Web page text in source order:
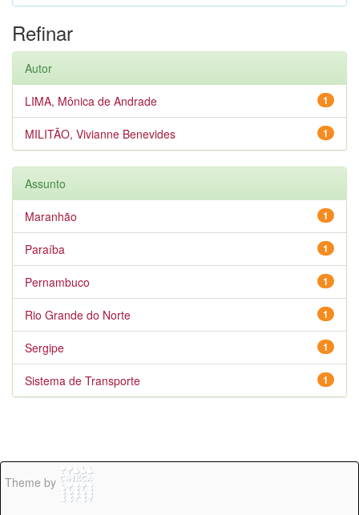
Refinar
Autor
1
LIMA, Mônica de Andrade
1
MILITÃO, Vivianne Benevides
Assunto
1
Maranhão
1
Paraíba
1
Pernambuco
1
Rio Grande do Norte
1
Sergipe
1
Sistema de Transporte
Theme by